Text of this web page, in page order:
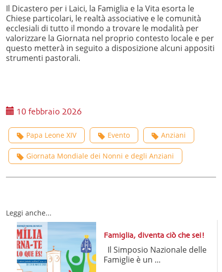
Il Dicastero per i Laici, la Famiglia e la Vita esorta le
Chiese particolari, le realtà associative e le comunità
ecclesiali di tutto il mondo a trovare le modalità per
valorizzare la Giornata nel proprio contesto locale e per
questo metterà in seguito a disposizione alcuni appositi
strumenti pastorali.
10 febbraio 2026
Papa Leone XIV Evento Anziani
Giornata Mondiale dei Nonni e degli Anziani
Leggi anche...
Famiglia, diventa ciò che sei!
Il Simposio Nazionale delle
Famiglie è un ...